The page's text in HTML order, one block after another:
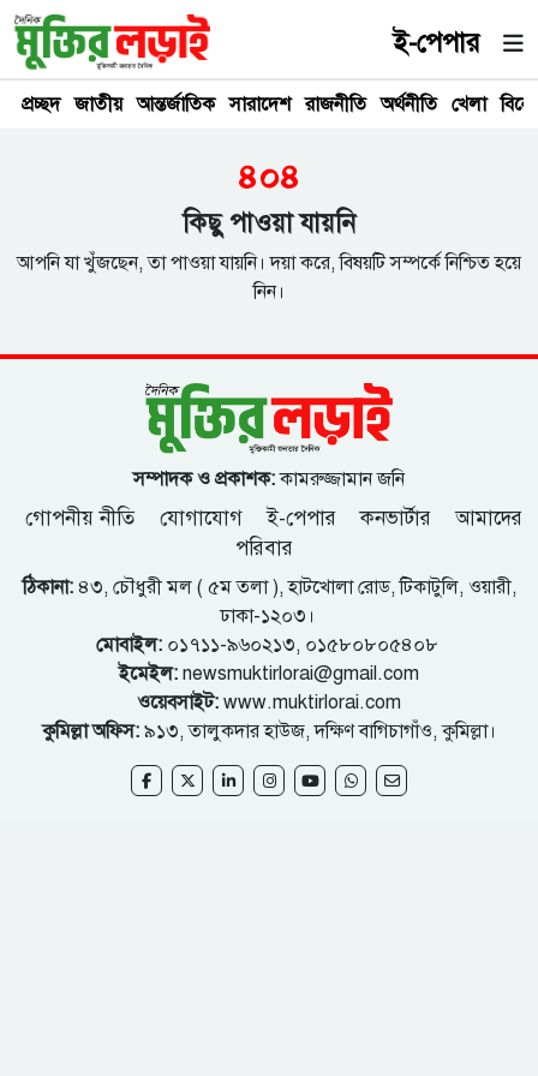
ই-পেপার
প্রচ্ছদ জাতীয় আন্তর্জাতিক সারাদেশ রাজনীতি অর্থনীতি খেলা
৪০৪
কিছু পাওয়া যায়নি
আপনি যা খুঁজছেন, তা পাওয়া যায়নি। দয়া করে, বিষয়টি সম্পর্কে নিশ্চিত হয়ে
নিন।
সম্পাদক ও প্রকাশক:কামরুজ্জামান জনি
গোপনীয় নীতি যোগাযোগ ই-পেপার কনভার্টার
আমাদের
পরিবার
ঠিকানা:৪৩, চৌধুরী মল ( ৫ম তলা ), হাটখোলা রোড, টিকাটুলি, ওয়ারী,
ঢাকা-১২০৩।
মোবাইল:০১৭১১-৯৬০২১৩, ০১৫৮০৮০৫৪০৮
ইমেইল: newsmuktirlorai@gmail.com
ওয়েবসাইট: www.muktirlorai.com
কুমিল্লা অফিস: ৯১৩, তালুকদার হাউজ, দক্ষিণ বাগিচাগাঁও, কুমিল্লা।